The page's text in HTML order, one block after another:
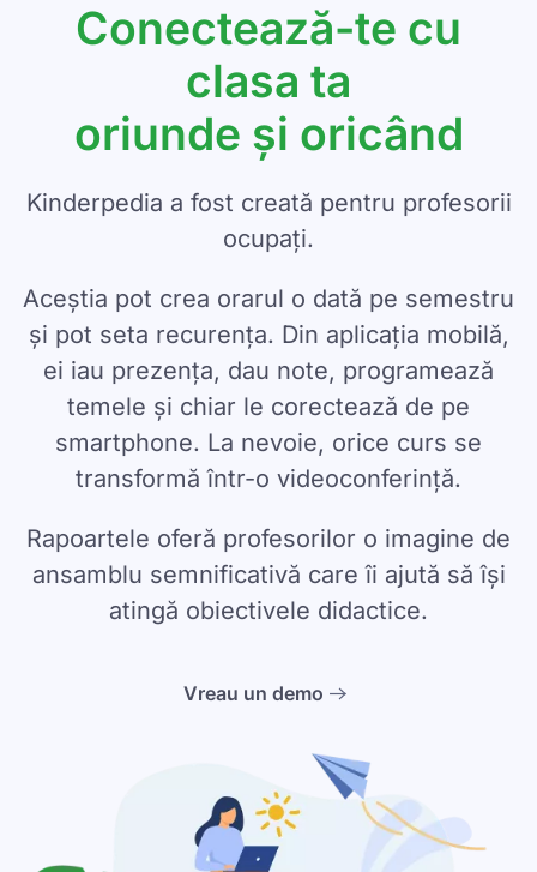
Conectează-te cu
clasa ta
oriunde și oricând
Kinderpedia a fost creată pentru profesorii
ocupați.
Aceștia pot crea orarul o dată pe semestru
și pot seta recurența. Din aplicația mobilă,
ei iau prezența, dau note, programează
temele și chiar le corectează de pe
smartphone. La nevoie, orice curs se
transformă într-o videoconferință.
Rapoartele oferă profesorilor o imagine de
ansamblu semnificativă care îi ajută să își
atingă obiectivele didactice.
Vreau un demo